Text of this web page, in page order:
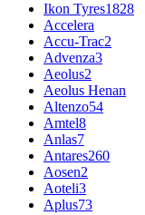
Ikon Tyres1828
Accelera
Accu-Trac2
Advenza3
Aeolus2
Aeolus Henan
Altenzo54
Amtel8
Anlas7
Antares260
Aosen2
Aoteli3
Aplus73